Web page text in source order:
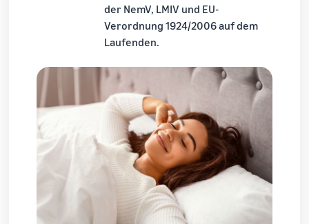
der NemV, LMIV und EU-
Verordnung 1924/2006 auf dem
Laufenden.